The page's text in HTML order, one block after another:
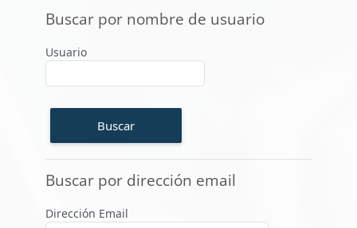
Buscar por nombre de usuario
Buscar por nombre de usuario
Usuario
Buscar por dirección email
Buscar por dirección email
Dirección Email